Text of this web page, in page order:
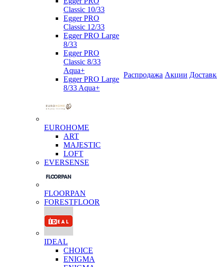
Classic 10/33
Egger PRO
Classic 12/33
Egger PRO Large
8/33
Egger PRO
Classic 8/33
Aqua+
Egger PRO Large
8/33 Aqua+
EUROHOME
ART
MAJESTIC
LOFT
EVERSENSE
FLOORPAN
FORESTFLOOR
IDEAL
CHOICE
ENIGMA
Распродажа Акции